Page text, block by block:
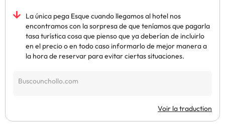
La única pega Esque cuando llegamos al hotel nos
encontramos con la sorpresa de que teníamos que pagarla
tasa turística cosa que pienso que ya deberían de incluirlo
en el precio o en todo caso informarlo de mejor manera a
la hora de reservar para evitar ciertas situaciones.
Voir la traduction